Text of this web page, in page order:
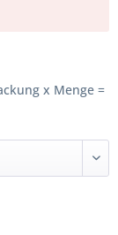
x Menge =